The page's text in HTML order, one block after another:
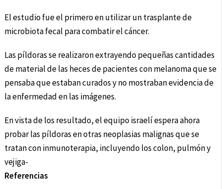
El estudio fue el primero en utilizar un trasplante de
microbiota fecal para combatir el cáncer.
Las píldoras se realizaron extrayendo pequeñas cantidades
de material de las heces de pacientes con melanoma que se
pensaba que estaban curados y no mostraban evidencia de
la enfermedad en las imágenes.
En vista de los resultado, el equipo israelí espera ahora
probar las píldoras en otras neoplasias malignas que se
tratan con inmunoterapia, incluyendo los colon, pulmón y
vejiga-
Referencias